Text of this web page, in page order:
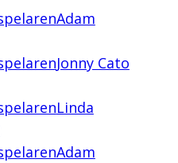
Adam
Jonny Cato
Linda
Adam